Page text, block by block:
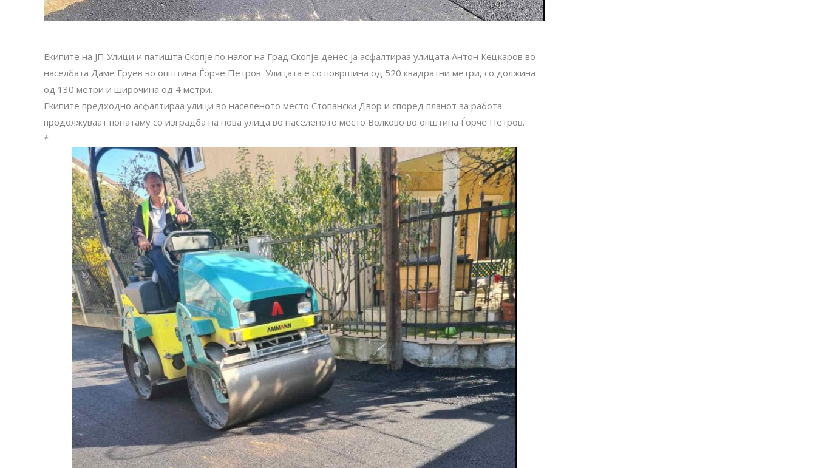
Екипите на ЈП Улици и патишта Скопје по налог на Град Скопје денес ја асфалтираа улицата Антон Кецкаров во
населбата Даме Груев во општина Ѓорче Петров. Улицата е со површина од 520 квадратни метри, со должина
од 130 метри и широчина од 4 метри.
Екипите предходно асфалтираа улици во населеното место Стопански Двор и според планот за работа
продолжуваат понатаму со изградба на новa улицa во населеното место Волково во општина Ѓорче Петров.
*